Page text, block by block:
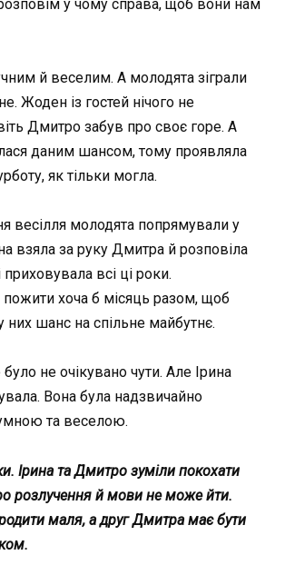
у чому справа, щоб вони нам
й веселим. А молодята зіграли
Жоден із гостей нічого не
Дмитро забув про своє горе. А
даним шансом, тому проявляла
як тільки могла.
весілля молодята попрямували у
взяла за руку Дмитра й розповіла
приховувала всі ці роки.
хоча б місяць разом, щоб
них шанс на спільне майбутнє.
не очікувано чути. Але Ірина
Вона була надзвичайно
та веселою.
Ірина та Дмитро зуміли покохати
розлучення й мови не може йти.
маля, а друг Дмитра має бути